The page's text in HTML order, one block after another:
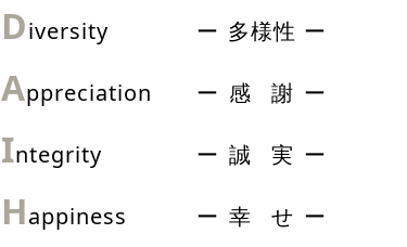
Diversity 多様性
Appreciation 感 謝
Integrity 誠 実
Happiness 幸 せ